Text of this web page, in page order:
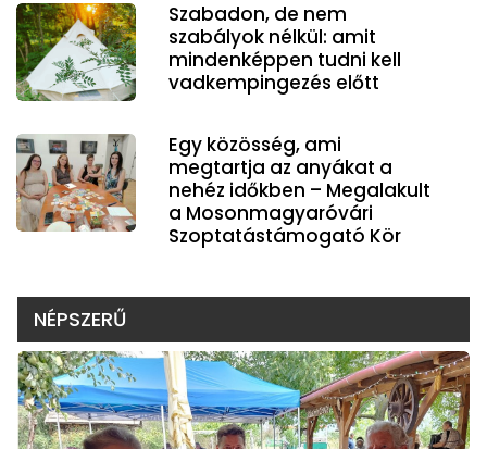
Szabadon, de nem
szabályok nélkül: amit
mindenképpen tudni kell
vadkempingezés előtt
Egy közösség, ami
megtartja az anyákat a
nehéz időkben – Megalakult
a Mosonmagyaróvári
Szoptatástámogató Kör
NÉPSZERŰ